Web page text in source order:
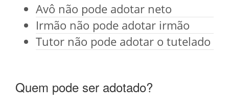
Avô não pode adotar neto
Irmão não pode adotar irmão
Tutor não pode adotar o tutelado
Quem pode ser adotado?